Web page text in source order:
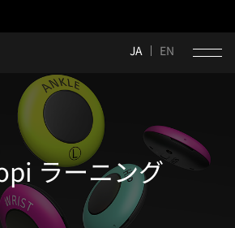
JA EN
ラーニング